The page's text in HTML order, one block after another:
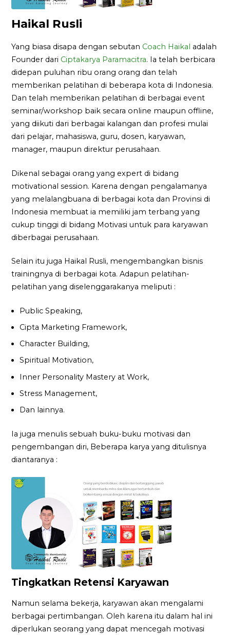
Haikal Rusli
Yang biasa disapa dengan sebutan Coach Haikal adalah
Founder dari Ciptakarya Paramacitra. Ia telah berbicara
didepan puluhan ribu orang orang dan telah
memberikan pelatihan di beberapa kota di Indonesia.
Dan telah memberikan pelatihan di berbagai event
seminar/workshop baik secara online maupun offline,
yang diikuti dari berbagai kalangan dan profesi mulai
dari pelajar, mahasiswa, guru, dosen, karyawan,
manager, maupun direktur perusahaan.
Dikenal sebagai orang yang expert di bidang
motivational session. Karena dengan pengalamanya
yang melalangbuana di berbagai kota dan Provinsi di
Indonesia membuat ia memiliki jam terbang yang
cukup tinggi di bidang Motivasi untuk para karyawan
diberbagai perusahaan.
Selain itu juga Haikal Rusli, mengembangkan bisnis
trainingnya di berbagai kota. Adapun pelatihan-
pelatihan yang diselenggarakanya meliputi :
Public Speaking,
Cipta Marketing Framework,
Character Building,
Spiritual Motivation,
Inner Personality Mastery at Work,
Stress Management,
Dan lainnya.
Ia juga menulis sebuah buku-buku motivasi dan
pengembangan diri, Beberapa karya yang ditulisnya
diantaranya :
Tingkatkan Retensi Karyawan
Namun selama bekerja, karyawan akan mengalami
berbagai pertimbangan. Oleh karena itu dalam hal ini
diperlukan seorang yang dapat mencegah motivasi